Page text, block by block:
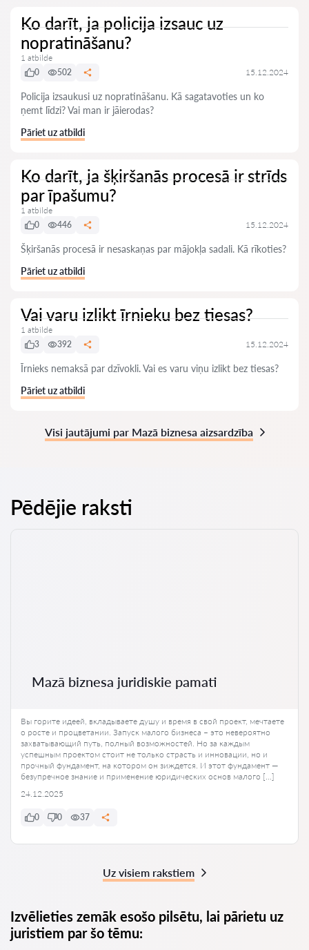
Ko darīt, ja policija izsauc uz
nopratināšanu?
1 atbilde
0
502 15.12.2024
Policija izsaukusi uz nopratināšanu. Kā sagatavoties un ko
ņemt līdzi? Vai man ir jāierodas?
Pāriet uz atbildi
Ko darīt, ja šķiršanās procesā ir strīds
par īpašumu?
1 atbilde
0
446 15.12.2024
Šķiršanās procesā ir nesaskaņas par mājokļa sadali. Kā rīkoties?
Pāriet uz atbildi
Vai varu izlikt īrnieku bez tiesas?
1 atbilde
3
392 15.12.2024
Īrnieks nemaksā par dzīvokli. Vai es varu viņu izlikt bez tiesas?
Pāriet uz atbildi
Visi jautājumi par Mazā biznesa aizsardzība
Pēdējie raksti
Mazā biznesa juridiskie pamati
Вы горите идеей, вкладываете душу и время в свой проект, мечтаете
о росте и процветании. Запуск малого бизнеса – это невероятно
захватывающий путь, полный возможностей. Но за каждым
успешным проектом стоит не только страсть и инновации, но и
прочный фундамент, на котором он зиждется. И этот фундамент —
безупречное знание и применение юридических основ малого […]
24.12.2025
0 0 37
Uz visiem rakstiem
Izvēlieties zemāk esošo pilsētu, lai pārietu uz
juristiem par šo tēmu: